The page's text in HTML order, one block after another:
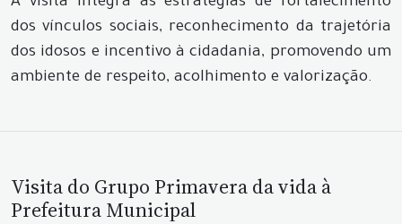
dos vínculos sociais, reconhecimento da trajetória
dos idosos e incentivo à cidadania, promovendo um
ambiente de respeito, acolhimento e valorização.
Visita do Grupo Primavera da vida à
Prefeitura Municipal